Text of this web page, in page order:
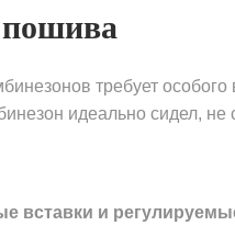
пошива
требует
идеально сидел,
вставки и